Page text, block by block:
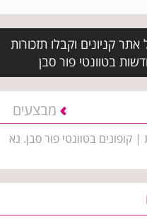
קניונים וקבלו תזכורות
בטוונטי פור סבן
מבצעים
בטוונטי פור סבן. נא